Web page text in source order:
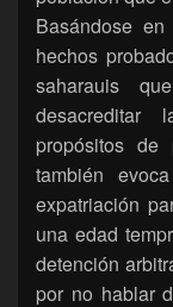
Basándose
hechos
saharauis
desacreditar
propósitos de
también
expatriación
una edad
detención
por no hablar